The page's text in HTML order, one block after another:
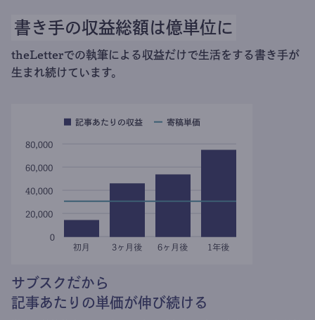
書き手の収益総額は億単位に
theLetterでの執筆による収益だけで生活をする書き手が
生まれ続けています。
サブスクだから
記事あたりの単価が伸び続ける